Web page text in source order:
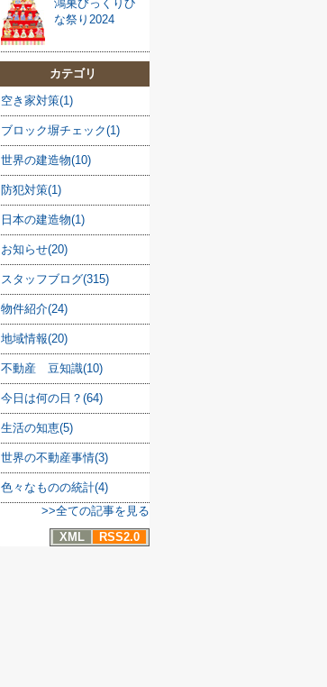
鴻巣びっくりひ
な祭り2024
カテゴリ
空き家対策(1)
ブロック塀チェック(1)
世界の建造物(10)
防犯対策(1)
日本の建造物(1)
お知らせ(20)
スタッフブログ(315)
物件紹介(24)
地域情報(20)
不動産 豆知識(10)
今日は何の日？(64)
生活の知恵(5)
世界の不動産事情(3)
色々なものの統計(4)
>>全ての記事を見る
XML
RSS2.0